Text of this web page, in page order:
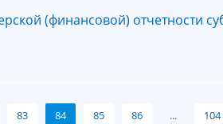
(финансовой) отчетности
83 84 85 86 ... 104